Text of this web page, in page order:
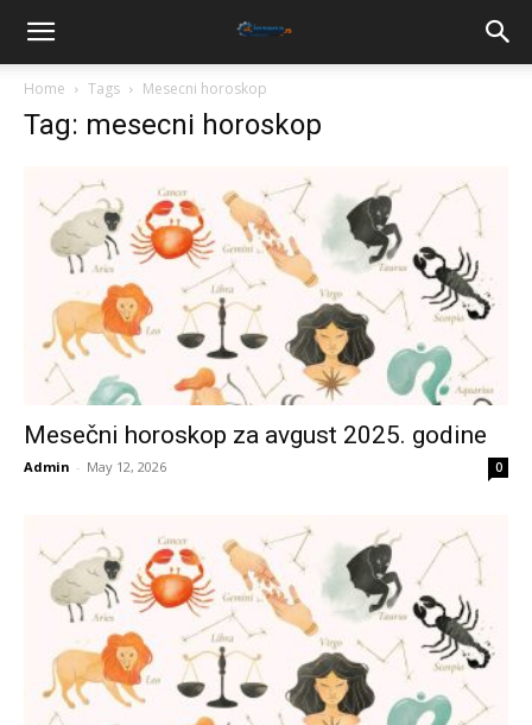
Home Tags Mesecni horoskop
Tag: mesecni horoskop
Mesečni horoskop za avgust 2025. godine
Admin - May 12, 2026 0